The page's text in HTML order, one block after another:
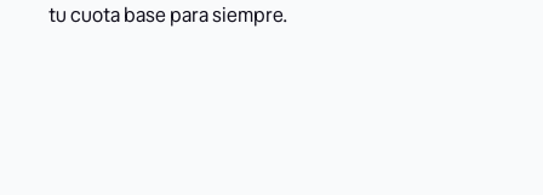
tu cuota base para siempre.